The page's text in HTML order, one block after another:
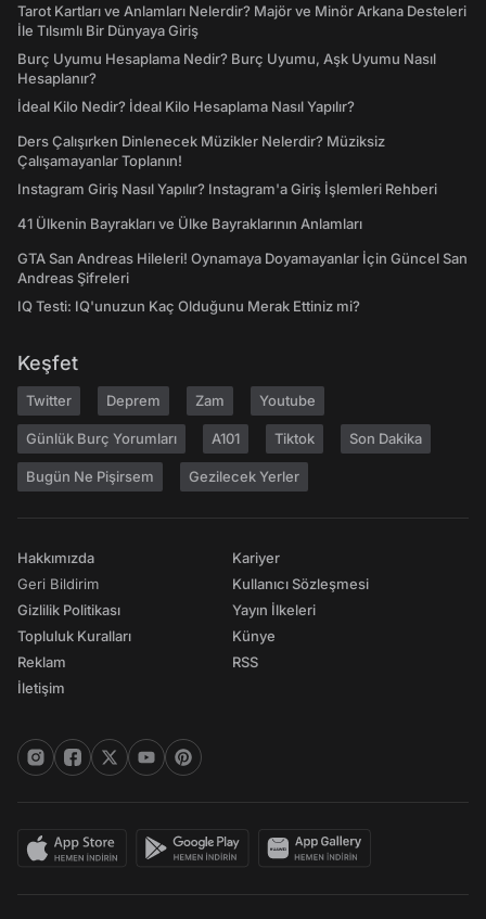
Tarot Kartları ve Anlamları Nelerdir? Majör ve Minör Arkana Desteleri
İle Tılsımlı Bir Dünyaya Giriş
Burç Uyumu Hesaplama Nedir? Burç Uyumu, Aşk Uyumu Nasıl
Hesaplanır?
İdeal Kilo Nedir? İdeal Kilo Hesaplama Nasıl Yapılır?
Ders Çalışırken Dinlenecek Müzikler Nelerdir? Müziksiz
Çalışamayanlar Toplanın!
Instagram Giriş Nasıl Yapılır? Instagram'a Giriş İşlemleri Rehberi
41 Ülkenin Bayrakları ve Ülke Bayraklarının Anlamları
GTA San Andreas Hileleri! Oynamaya Doyamayanlar İçin Güncel San
Andreas Şifreleri
IQ Testi: IQ'unuzun Kaç Olduğunu Merak Ettiniz mi?
Keşfet
Twitter Deprem Zam Youtube
Günlük Burç Yorumları A101 Tiktok Son Dakika
Bugün Ne Pişirsem Gezilecek Yerler
Hakkımızda
Geri Bildirim
Gizlilik Politikası
Topluluk Kuralları
Reklam
İletişim
Kariyer
Kullanıcı Sözleşmesi
Yayın İlkeleri
Künye
RSS